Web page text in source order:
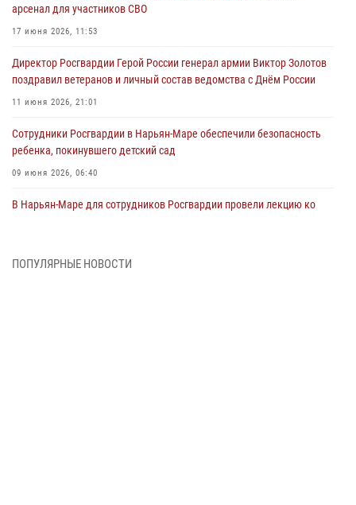
арсенал для участников СВО
17 июня 2026, 11:53
Директор Росгвардии Герой России генерал армии Виктор Золотов
поздравил ветеранов и личный состав ведомства с Днём России
11 июня 2026, 21:01
Сотрудники Росгвардии в Нарьян-Маре обеспечили безопасность
ребенка, покинувшего детский сад
09 июня 2026, 06:40
В Нарьян-Маре для сотрудников Росгвардии провели лекцию ко
ПОПУЛЯРНЫЕ НОВОСТИ